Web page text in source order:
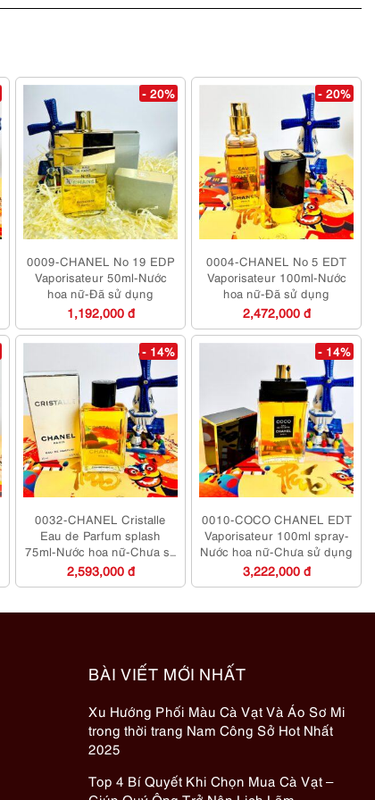
- 20%
0009-CHANEL No 19 EDP
Vaporisateur 50ml-Nước
hoa nữ-Đã sử dụng
1,192,000 đ
- 20%
0004-CHANEL No 5 EDT
Vaporisateur 100ml-Nước
hoa nữ-Đã sử dụng
2,472,000 đ
- 14%
0032-CHANEL Cristalle
Eau de Parfum splash
75ml-Nước hoa nữ-Chưa sử
dụng
2,593,000 đ
- 14%
0010-COCO CHANEL EDT
Vaporisateur 100ml spray-
Nước hoa nữ-Chưa sử dụng
3,222,000 đ
BÀI VIẾT MỚI NHẤT
Xu Hướng Phối Màu Cà Vạt Và Áo Sơ Mi
trong thời trang Nam Công Sở Hot Nhất
2025
Top 4 Bí Quyết Khi Chọn Mua Cà Vạt –